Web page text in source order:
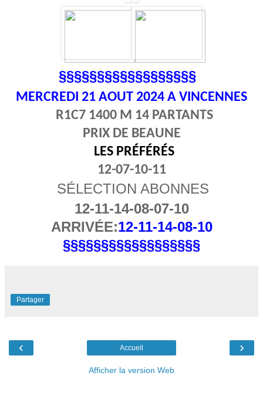
§§§§§§§§§§§§§§§§§§
MERCREDI 21 AOUT 2024 A VINCENNES
R1C7 1400 M 14 PARTANTS
PRIX DE BEAUNE
LES PRÉFÉRÉS
12-07-10-11
SÉLECTION ABONNES
12-11-14-08-07-10
ARRIVÉE:12-11-14-08-10
§§§§§§§§§§§§§§§§§§
Partager
‹ ›
Accueil
Afficher la version Web